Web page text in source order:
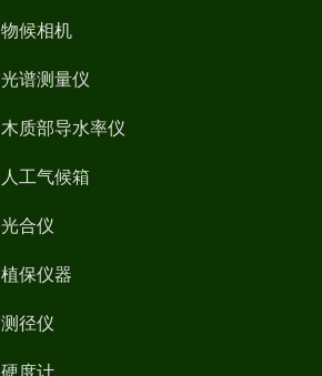
物候相机
光谱测量仪
木质部导水率仪
人工气候箱
光合仪
植保仪器
测径仪